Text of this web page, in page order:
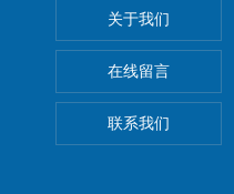
关于我们
在线留言
联系我们